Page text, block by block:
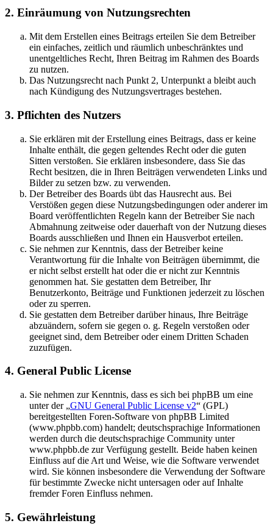
2. Einräumung von Nutzungsrechten
Mit dem Erstellen eines Beitrags erteilen Sie dem Betreiber
ein einfaches, zeitlich und räumlich unbeschränktes und
unentgeltliches Recht, Ihren Beitrag im Rahmen des Boards
zu nutzen.
Das Nutzungsrecht nach Punkt 2, Unterpunkt a bleibt auch
nach Kündigung des Nutzungsvertrages bestehen.
3. Pflichten des Nutzers
Sie erklären mit der Erstellung eines Beitrags, dass er keine
Inhalte enthält, die gegen geltendes Recht oder die guten
Sitten verstoßen. Sie erklären insbesondere, dass Sie das
Recht besitzen, die in Ihren Beiträgen verwendeten Links und
Bilder zu setzen bzw. zu verwenden.
Der Betreiber des Boards übt das Hausrecht aus. Bei
Verstößen gegen diese Nutzungsbedingungen oder anderer im
Board veröffentlichten Regeln kann der Betreiber Sie nach
Abmahnung zeitweise oder dauerhaft von der Nutzung dieses
Boards ausschließen und Ihnen ein Hausverbot erteilen.
Sie nehmen zur Kenntnis, dass der Betreiber keine
Verantwortung für die Inhalte von Beiträgen übernimmt, die
er nicht selbst erstellt hat oder die er nicht zur Kenntnis
genommen hat. Sie gestatten dem Betreiber, Ihr
Benutzerkonto, Beiträge und Funktionen jederzeit zu löschen
oder zu sperren.
Sie gestatten dem Betreiber darüber hinaus, Ihre Beiträge
abzuändern, sofern sie gegen o. g. Regeln verstoßen oder
geeignet sind, dem Betreiber oder einem Dritten Schaden
zuzufügen.
4. General Public License
Sie nehmen zur Kenntnis, dass es sich bei phpBB um eine
unter der „GNU General Public License v2“ (GPL)
bereitgestellten Foren-Software von phpBB Limited
(www.phpbb.com) handelt; deutschsprachige Informationen
werden durch die deutschsprachige Community unter
www.phpbb.de zur Verfügung gestellt. Beide haben keinen
Einfluss auf die Art und Weise, wie die Software verwendet
wird. Sie können insbesondere die Verwendung der Software
für bestimmte Zwecke nicht untersagen oder auf Inhalte
fremder Foren Einfluss nehmen.
5. Gewährleistung